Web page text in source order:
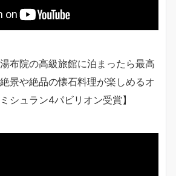
湯布院の高級旅館に泊まったら最高
景や絶品の懐石料理が楽しめるオ
シュラン4パビリオン受賞】